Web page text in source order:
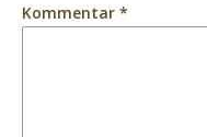
Kommentar *